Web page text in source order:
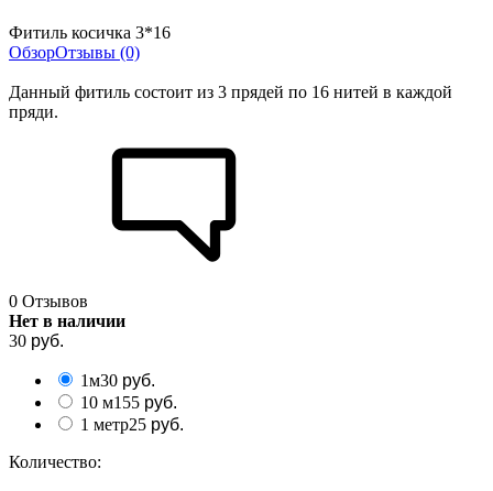
Фитиль косичка 3*16
ОбзорОтзывы (0)
Данный фитиль состоит из 3 прядей по 16 нитей в каждой
пряди.
0 Отзывов
Нет в наличии
30 руб.
1м30 руб.
10 м155 руб.
1 метр25 руб.
Количество: